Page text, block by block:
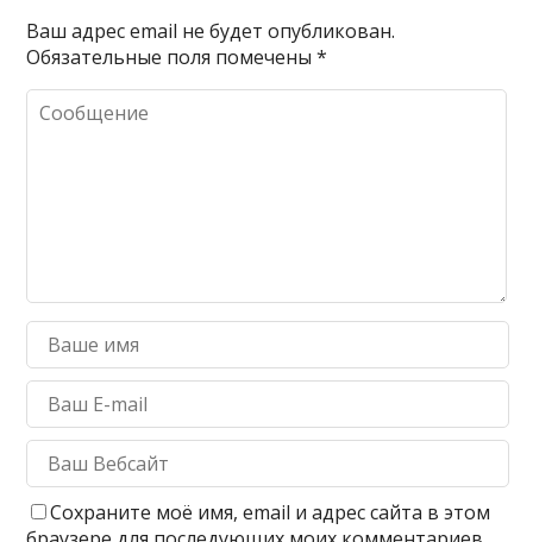
Ваш адрес email не будет опубликован.
Обязательные поля помечены*
Сохраните моё имя, email и адрес сайта в этом